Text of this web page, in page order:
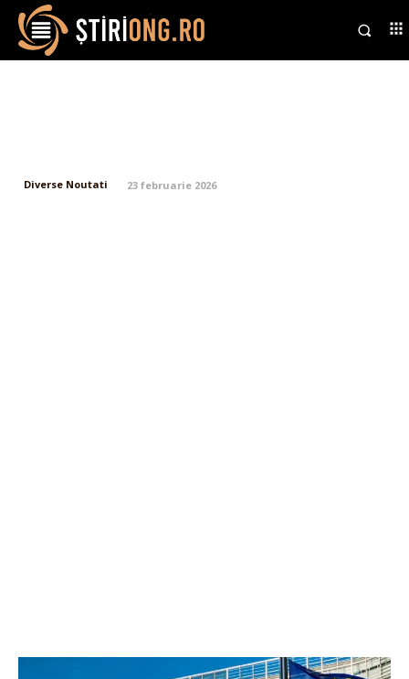
Diverse Noutati 23 februarie 2026